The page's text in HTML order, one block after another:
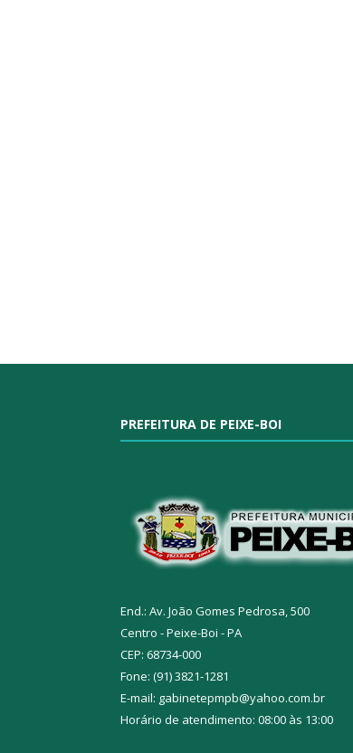
PREFEITURA DE PEIXE-BOI
End.: Av. João Gomes Pedrosa, 500
Centro - Peixe-Boi - PA
CEP: 68734-000
Fone: (91) 3821-1281
E-mail: gabinetepmpb@yahoo.com.br
Horário de atendimento: 08:00 às 13:00